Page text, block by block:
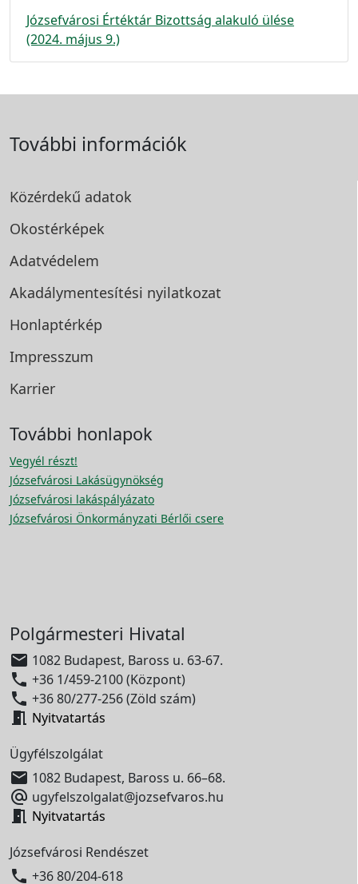
Józsefvárosi Értéktár Bizottság alakuló ülése
(2024. május 9.)
További információk
Közérdekű adatok
Okostérképek
Adatvédelem
Akadálymentesítési nyilatkozat
Honlaptérkép
Impresszum
Karrier
További honlapok
Vegyél részt!
Józsefvárosi Lakásügynökség
Józsefvárosi lakáspályázato
Józsefvárosi Önkormányzati Bérlői csere
Polgármesteri Hivatal
 1082 Budapest, Baross u. 63-67.
 +36 1/459-2100 (Központ)
 +36 80/277-256 (Zöld szám)
 Nyitvatartás
Ügyfélszolgálat
 1082 Budapest, Baross u. 66–68.
 ugyfelszolgalat@jozsefvaros.hu
 Nyitvatartás
Józsefvárosi Rendészet
 +36 80/204-618